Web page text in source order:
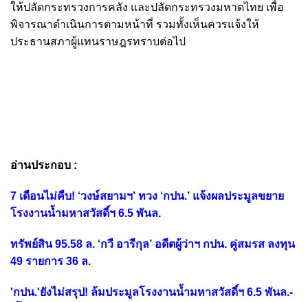
ให้ปลัดกระทรวงการคลัง และปลัดกระทรวงมหาดไทย เพื่อ
พิจารณาดำเนินการตามหน้าที่ รวมทั้งเห็นควรแจ้งให้
ประธานสภาผู้แทนราษฎรทราบต่อไป
อ่านประกอบ :
7 เดือนไม่คืบ! ‘วงษ์สยามฯ’ ทวง ‘กปน.’ แจ้งผลประมูลขยาย
โรงงานน้ำมหาสวัสดิ์ฯ 6.5 พันล.
ทรัพย์สิน 95.58 ล. ‘กวี อารีกุล’ อดีตผู้ว่าฯ กปน. คู่สมรส ลงทุน
49 รายการ 36 ล.
'กปน.'ยังไม่สรุป! ล้มประมูลโรงงานน้ำมหาสวัสดิ์ฯ 6.5 พันล.-